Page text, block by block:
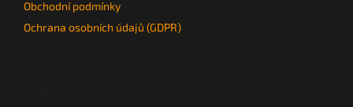
Obchodní podmínky
Ochrana osobních údajů (GDPR)